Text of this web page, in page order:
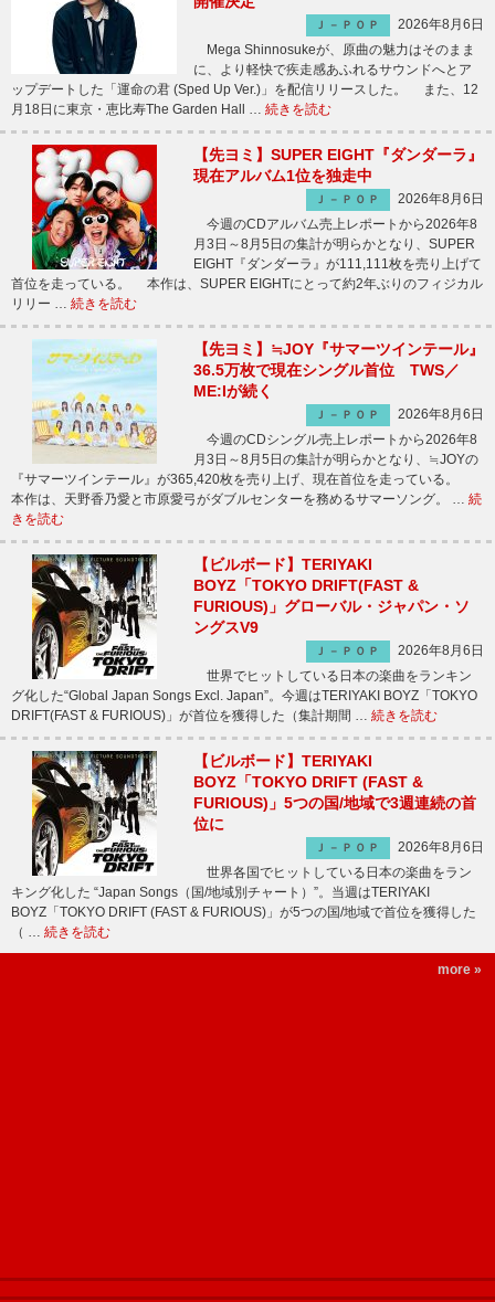
Ｊ－ＰＯＰ
2026年8月6日
Mega Shinnosukeが、原曲の魅力はそのまま
に、より軽快で疾走感あふれるサウンドへとア
ップデートした「運命の君 (Sped Up Ver.)」を配信リリースした。 また、12
月18日に東京・恵比寿The Garden Hall … 続きを読む
【先ヨミ】SUPER EIGHT『ダンダーラ』
現在アルバム1位を独走中
Ｊ－ＰＯＰ
2026年8月6日
今週のCDアルバム売上レポートから2026年8
月3日～8月5日の集計が明らかとなり、SUPER
EIGHT『ダンダーラ』が111,111枚を売り上げて
首位を走っている。 本作は、SUPER EIGHTにとって約2年ぶりのフィジカル
リリー … 続きを読む
【先ヨミ】≒JOY『サマーツインテール』
36.5万枚で現在シングル首位 TWS／
ME:Iが続く
Ｊ－ＰＯＰ
2026年8月6日
今週のCDシングル売上レポートから2026年8
月3日～8月5日の集計が明らかとなり、≒JOYの
『サマーツインテール』が365,420枚を売り上げ、現在首位を走っている。
本作は、天野香乃愛と市原愛弓がダブルセンターを務めるサマーソング。 … 続
きを読む
【ビルボード】TERIYAKI
BOYZ「TOKYO DRIFT(FAST &
FURIOUS)」グローバル・ジャパン・ソ
ングスV9
Ｊ－ＰＯＰ
2026年8月6日
世界でヒットしている日本の楽曲をランキン
グ化した“Global Japan Songs Excl. Japan”。今週はTERIYAKI BOYZ「TOKYO
DRIFT(FAST & FURIOUS)」が首位を獲得した（集計期間 … 続きを読む
【ビルボード】TERIYAKI
BOYZ「TOKYO DRIFT (FAST &
FURIOUS)」5つの国/地域で3週連続の首
位に
Ｊ－ＰＯＰ
2026年8月6日
世界各国でヒットしている日本の楽曲をラン
キング化した “Japan Songs（国/地域別チャート）”。当週はTERIYAKI
BOYZ「TOKYO DRIFT (FAST & FURIOUS)」が5つの国/地域で首位を獲得した
（ … 続きを読む
more »